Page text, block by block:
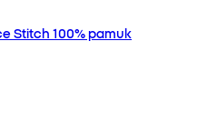
Stitch 100% pamuk